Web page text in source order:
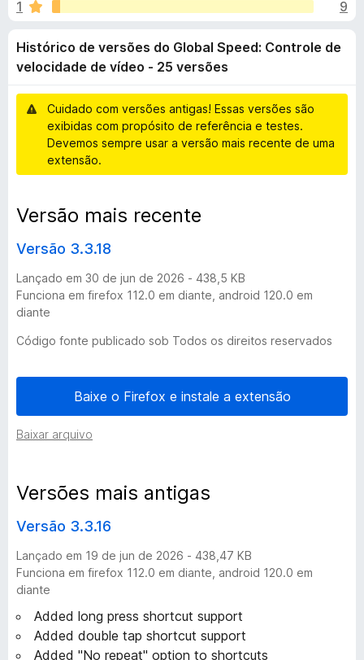
d
r
F
i
r
e
f
o
i
c
o
d
e
v
e
r
s
d
o
G
o
m
,
8
e
5
1
9
Histórico de versões do Global Speed: Controle de
velocidade de vídeo - 25 versões
Cuidado com versões antigas! Essas versões são
exibidas com propósito de referência e testes.
Devemos sempre usar a versão mais recente de uma
extensão.
Versão mais recente
Versão 3.3.18
Lançado em 30 de jun de 2026 - 438,5 KB
Funciona em firefox 112.0 em diante, android 120.0 em
diante
Código fonte publicado sob Todos os direitos reservados
Baixe o Firefox e instale a extensão
Baixar arquivo
Versões mais antigas
Versão 3.3.16
Lançado em 19 de jun de 2026 - 438,47 KB
Funciona em firefox 112.0 em diante, android 120.0 em
diante
Added long press shortcut support
Added double tap shortcut support
Added "No repeat" option to shortcuts